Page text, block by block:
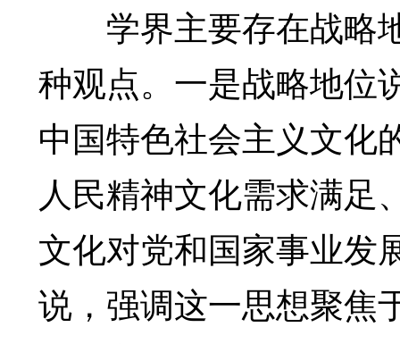
学界主要存在战略
种观点。一是战略地位
中国特色社会主义文化
人民精神文化需求满足
文化对党和国家事业发
说，强调这一思想聚焦